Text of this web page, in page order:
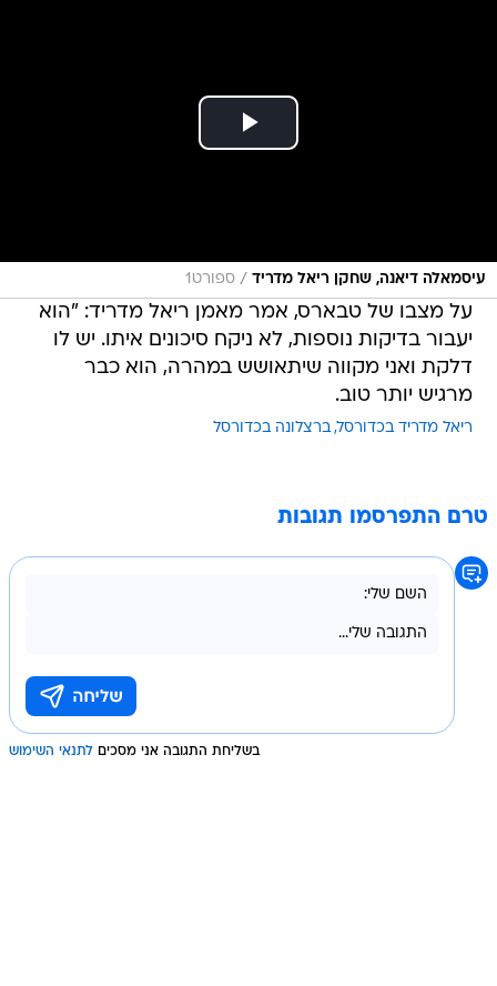
עיסמאלה דיאנה, שחקן ריאל מדריד / ספורט1
על מצבו של טבארס, אמר מאמן ריאל מדריד: "הוא
יעבור בדיקות נוספות, לא ניקח סיכונים איתו. יש לו
דלקת ואני מקווה שיתאושש במהרה, הוא כבר
מרגיש יותר טוב.
ריאל מדריד בכדורסל ברצלונה בכדורסל
טרם התפרסמו תגובות
בשליחת התגובה אני מסכים לתנאי השימוש